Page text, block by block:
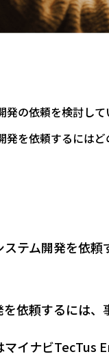
発の依頼を検討し
発を依頼するには
ステム開発を依
依頼するには、
マイナビTecTus